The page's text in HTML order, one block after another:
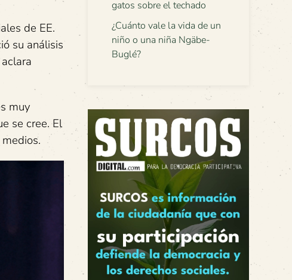
de EE.
su análisis
muy
se cree. El
gatos sobre el techado
¿Cuánto vale la vida de un
niño o una niña Ngäbe-
Buglé?